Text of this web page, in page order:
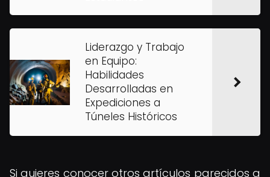
Liderazgo y Trabajo
en Equipo:
Habilidades
Desarrolladas en
Expediciones a
Túneles Históricos
Si quieres conocer otros artículos parecidos a